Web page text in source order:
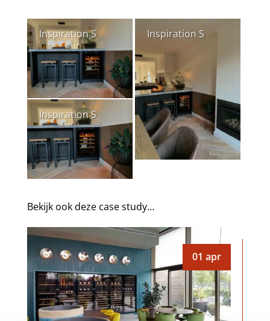
Inspiration S Inspiration S
Inspiration S
Bekijk ook deze case study…
01 apr